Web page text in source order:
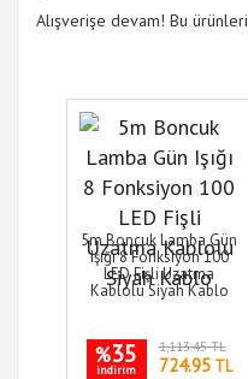
Alışverişe devam! Bu
5m Boncuk Lamba Gün
Işığı 8 Fonksiyon 100
LED Fişli Uzatma
Kablolu Siyah Kablo
%35
indirim
1,113.45 TL
724.95TL